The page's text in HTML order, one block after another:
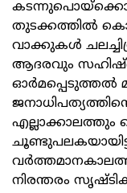
തുടക്കത്തില്‍
വാക്കുകള്‍
ആദരവും
ഓര്‍മപ്പെടുത്തല്‍
എല്ലാക്കാലത്തും
നിരന്തരം